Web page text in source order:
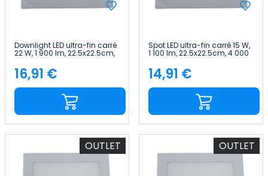
Downlight LED ultra-fin carré
22 W, 1 900 lm, 22.5x22.5cm,
Primer Leader
Price
16,91 €
Spot LED ultra-fin carré 15 W,
1 100 lm, 22.5x22.5cm, 4 000
Leader
Price
14,91 €
OUTLET OUTLET